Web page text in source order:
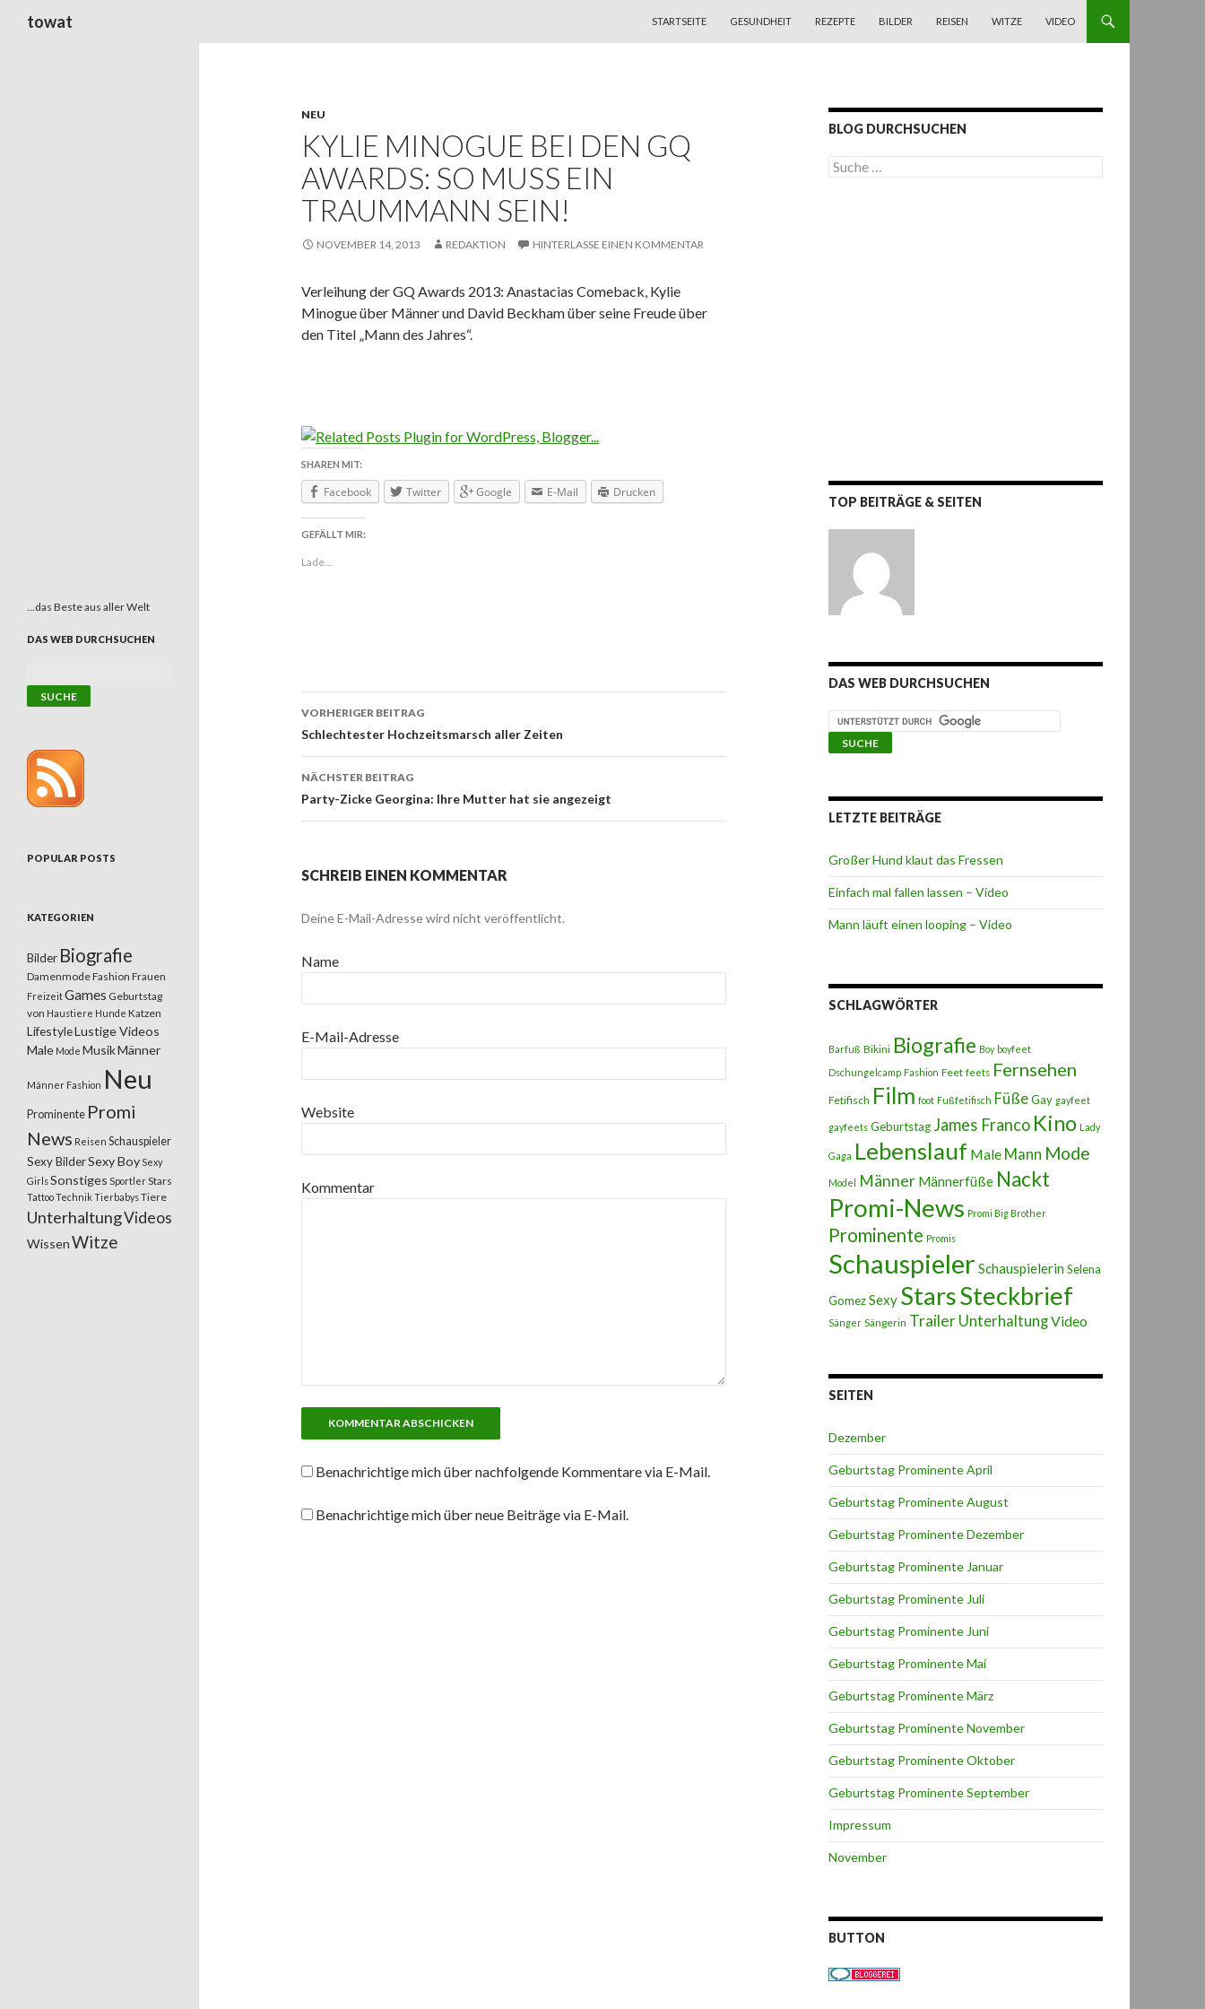
towat
STARTSEITE
GESUNDHEIT REZEPTE BILDER REISEN WITZE VIDEO
NEU
KYLIE MINOGUE BEI DEN GQ
AWARDS: SO MUSS EIN
TRAUMMANN SEIN!
NOVEMBER 14, 2013 REDAKTION HINTERLASSE EINEN KOMMENTAR
Verleihung der GQ Awards 2013: Anastacias Comeback, Kylie
Minogue über Männer und David Beckham über seine Freude über
den Titel „Mann des Jahres“.
SHAREN MIT:
Facebook Twitter Google E-Mail Drucken
GEFÄLLT MIR:
Lade...
Beitragsnavigation
VORHERIGER BEITRAG
Schlechtester Hochzeitsmarsch aller Zeiten
NÄCHSTER BEITRAG
Party-Zicke Georgina: Ihre Mutter hat sie angezeigt
SCHREIB EINEN KOMMENTAR
Deine E-Mail-Adresse wird nicht veröffentlicht.
Name
E-Mail-Adresse
Website
Kommentar
Benachrichtige mich über nachfolgende Kommentare via E-Mail.
Benachrichtige mich über neue Beiträge via E-Mail.
BLOG DURCHSUCHEN
S
u
TOP BEITRÄGE & SEITEN
DAS WEB DURCHSUCHEN
LETZTE BEITRÄGE
Großer Hund klaut das Fressen
Einfach mal fallen lassen – Video
Mann läuft einen looping – Video
SCHLAGWÖRTER
Barfuß Bikini Biografie Boy boyfeet
Dschungelcamp Fashion Feet feets Fernsehen
Fetifisch Film foot Fußfetifisch FüßeGay gayfeet
gayfeets Geburtstag James Franco Kino Lady
Gaga Lebenslauf Male Mann Mode
Model Männer Männerfüße Nackt
Promi-News Promi Big Brother
Prominente Promis
Schauspieler Schauspielerin Selena
GomezSexy StarsSteckbrief
Sänger Sängerin Trailer UnterhaltungVideo
SEITEN
Dezember
Geburtstag Prominente April
Geburtstag Prominente August
Geburtstag Prominente Dezember
Geburtstag Prominente Januar
Geburtstag Prominente Juli
Geburtstag Prominente Juni
Geburtstag Prominente Mai
Geburtstag Prominente März
Geburtstag Prominente November
Geburtstag Prominente Oktober
Geburtstag Prominente September
Impressum
November
BUTTON
…das Beste aus aller Welt
DAS WEB DURCHSUCHEN
POPULAR POSTS
KATEGORIEN
Bilder Biografie
DamenmodeFashion Frauen
FreizeitGames Geburtstag
von Haustiere Hunde Katzen
LifestyleLustige Videos
Male Mode MusikMänner
Männer Fashion Neu
Prominente Promi
News Reisen Schauspieler
Sexy BilderSexy Boy Sexy
GirlsSonstiges SportlerStars
TattooTechnikTierbabysTiere
UnterhaltungVideos
WissenWitze